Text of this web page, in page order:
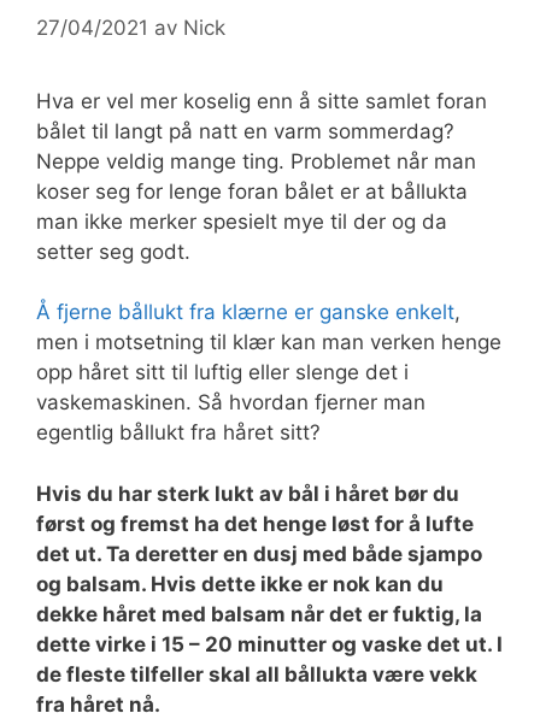
27/04/2021 av Nick
Hva er vel mer koselig enn å sitte samlet foran
bålet til langt på natt en varm sommerdag?
Neppe veldig mange ting. Problemet når man
koser seg for lenge foran bålet er at bållukta
man ikke merker spesielt mye til der og da
setter seg godt.
Å fjerne bållukt fra klærne er ganske enkelt,
men i motsetning til klær kan man verken henge
opp håret sitt til luftig eller slenge det i
vaskemaskinen. Så hvordan fjerner man
egentlig bållukt fra håret sitt?
Hvis du har sterk lukt av bål i håret bør du
først og fremst ha det henge løst for å lufte
det ut. Ta deretter en dusj med både sjampo
og balsam. Hvis dette ikke er nok kan du
dekke håret med balsam når det er fuktig, la
dette virke i 15 – 20 minutter og vaske det ut. I
de fleste tilfeller skal all bållukta være vekk
fra håret nå.